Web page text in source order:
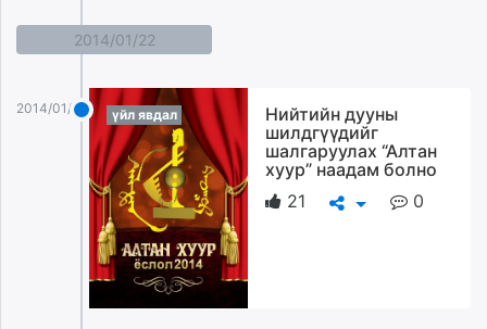
2014/01/22
2014/01/22 үйл явдал
Нийтийн дууны
шилдгүүдийг
шалгаруулах “Алтан
хуур” наадам болно
21
0